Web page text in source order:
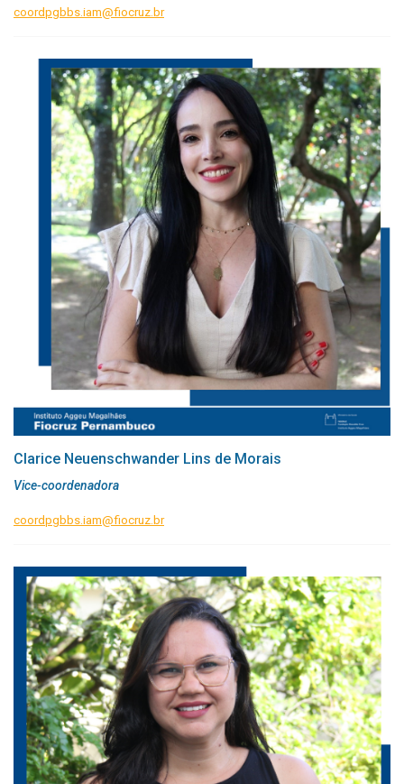
coordpgbbs.iam@fiocruz.br
Clarice Neuenschwander Lins de Morais
Vice-coordenadora
coordpgbbs.iam@fiocruz.br